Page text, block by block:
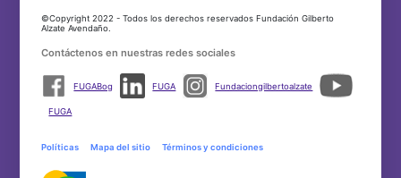
©Copyright 2022 - Todos los derechos reservados Fundación Gilberto
Alzate Avendaño.
Contáctenos en nuestras redes sociales
FUGABog FUGA Fundaciongilbertoalzate
FUGA
Políticas Mapa del sitio Términos y condiciones